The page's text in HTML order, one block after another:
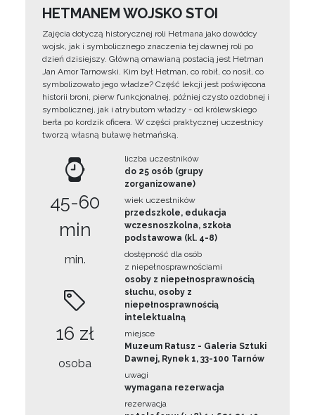
HETMANEM WOJSKO STOI
Zajęcia dotyczą historycznej roli Hetmana jako dowódcy
wojsk, jak i symbolicznego znaczenia tej dawnej roli po
dzień dzisiejszy. Główną omawianą postacią jest Hetman
Jan Amor Tarnowski. Kim był Hetman, co robił, co nosił, co
symbolizowało jego władze? Część lekcji jest poświęcona
historii broni, pierw funkcjonalnej, później czysto ozdobnej i
symbolicznej, jak i atrybutom władzy - od królewskiego
berła po kordzik oficera. W części praktycznej uczestnicy
tworzą własną buławę hetmańską.
45-60
min
min.
16 zł
osoba
liczba uczestników
do 25 osób (grupy
zorganizowane)
wiek uczestników
przedszkole, edukacja
wczesnoszkolna, szkoła
podstawowa (kl. 4-8)
dostępność dla osób
z niepełnosprawnościami
osoby z niepełnosprawnością
słuchu, osoby z
niepełnosprawnością
intelektualną
miejsce
Muzeum Ratusz - Galeria Sztuki
Dawnej, Rynek 1, 33-100 Tarnów
uwagi
wymagana rezerwacja
rezerwacja